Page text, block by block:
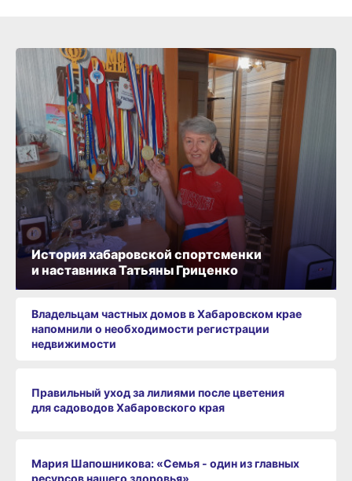
История хабаровской спортсменки
и наставника Татьяны Гриценко
Владельцам частных домов в Хабаровском крае
напомнили о необходимости регистрации
недвижимости
Правильный уход за лилиями после цветения
для садоводов Хабаровского края
Мария Шапошникова: «Семья - один из главных
ресурсов нашего здоровья»